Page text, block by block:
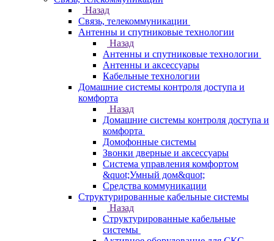
Назад
Связь, телекоммуникации
Антенны и спутниковые технологии
Назад
Антенны и спутниковые технологии
Антенны и аксессуары
Кабельные технологии
Домашние системы контроля доступа и
комфорта
Назад
Домашние системы контроля доступа и
комфорта
Домофонные системы
Звонки дверные и аксессуары
Система управления комфортом
&quot;Умный дом&quot;
Средства коммуникации
Структурированные кабельные системы
Назад
Структурированные кабельные
системы